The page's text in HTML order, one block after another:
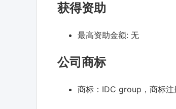
获得资助
最高资助金额: 无
公司商标
商标：IDC group，商标